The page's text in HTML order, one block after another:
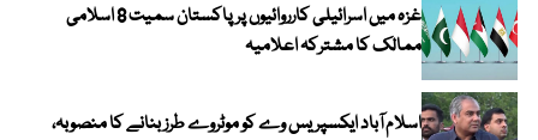
غزہ میں اسرائیلی کارروائیوں پر پاکستان سمیت 8 اسلامی
ممالک کا مشترکہ اعلامیہ
اسلام آباد ایکسپریس وے کو موٹروے طرز بنانے کا منصوبہ،